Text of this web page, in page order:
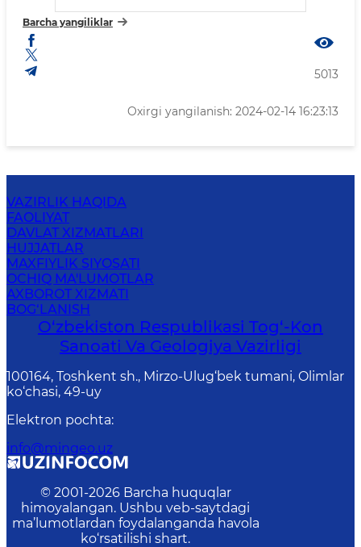
Barcha yangiliklar
5013
Oxirgi yangilanish: 2024-02-14 16:23:13
VAZIRLIK HAQIDA
FAOLIYAT
DAVLAT XIZMATLARI
HUJJATLAR
MAXFIYLIK SIYOSATI
OCHIQ MA'LUMOTLAR
AXBOROT XIZMATI
BOG‘LANISH
O‘zbekiston Respublikasi Tog‘-Kon
Sanoati Va Geologiya Vazirligi
100164, Toshkent sh., Mirzo-Ulug‘bek tumani, Olimlar
ko‘chasi, 49-uy
Elektron pochta:
info@mingeo.uz
© 2001-2026 Barcha huquqlar
himoyalangan. Ushbu veb-saytdagi
ma’lumotlardan foydalanganda havola
ko‘rsatilishi shart.